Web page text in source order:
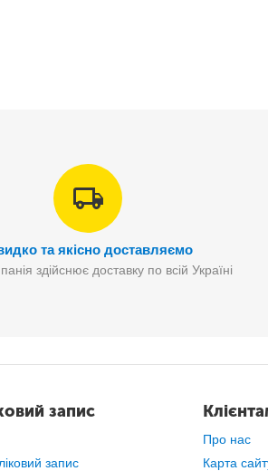
та якісно доставляємо
здійснює доставку по всій Україні
запис
запис
Про нас
Карта